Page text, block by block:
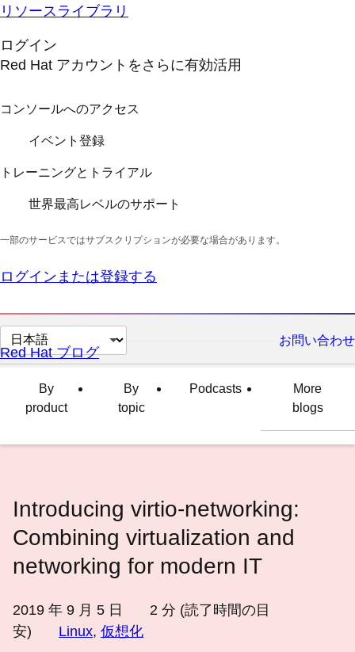
リソースライブラリ
ログイン
Red Hat アカウントをさらに有効活用
コンソールへのアクセス
イベント登録
トレーニングとトライアル
世界最高レベルのサポート
一部のサービスではサブスクリプションが必要な場合があります。
ログインまたは登録する
ペ
ー
語
さ
い
お問い合わせ
Red Hat ブログ
By
product
By
topic
Podcasts
More
blogs
Introducing virtio-networking:
Combining virtualization and
networking for modern IT
2019 年 9 月 5 日 2 分 (読了時間の目
安)
Linux, 仮想化